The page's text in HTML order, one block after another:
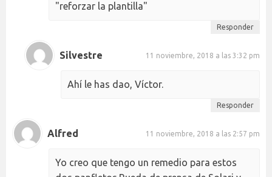
"reforzar la plantilla"
Responder
Silvestre 11 noviembre, 2018 a las 3:32 pm
Ahí le has dao, Víctor.
Responder
Alfred 11 noviembre, 2018 a las 2:57 pm
Yo creo que tengo un remedio para estos